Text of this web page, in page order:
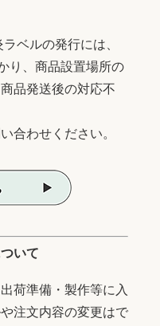
ベルの発行には、
り、商品設置場所の
品発送後の対応不
合わせください。
いて
荷準備・製作等に入
注文内容の変更はで